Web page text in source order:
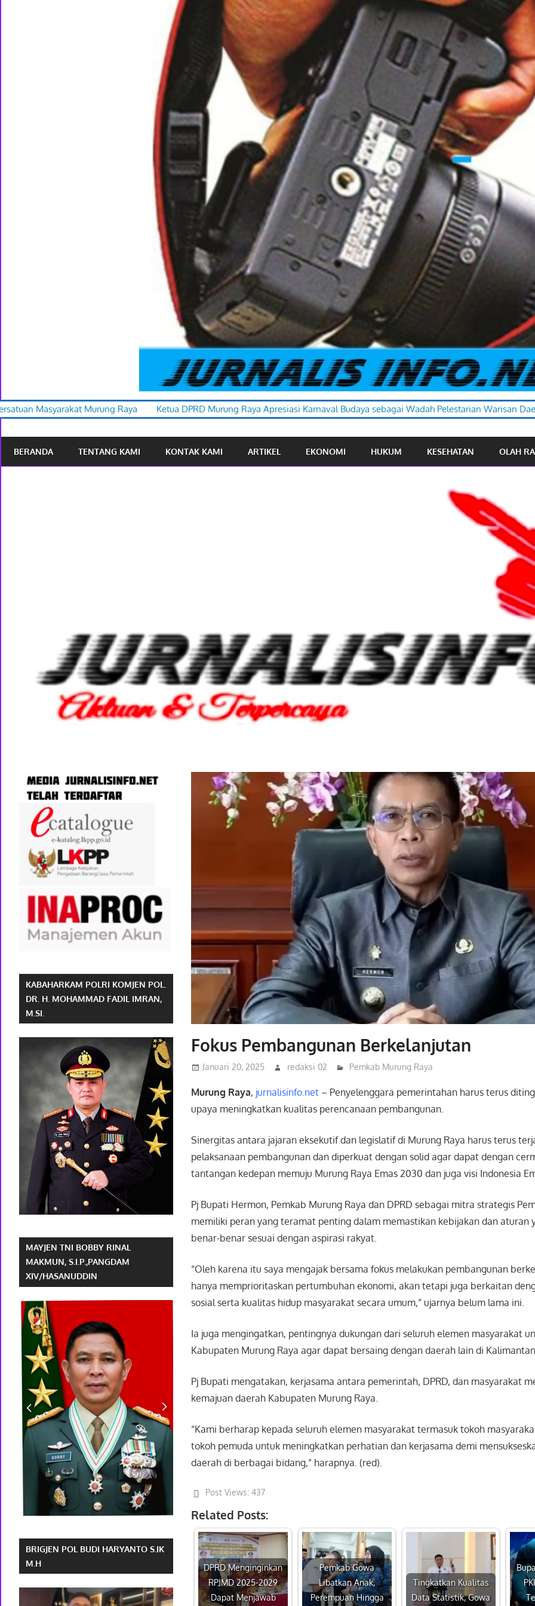
Raya Ketua DPRD Murung Raya Apresiasi Karnaval Budaya sebagai Wadah Pelestarian Warisan Daerah
BERANDA TENTANG KAMI KONTAK KAMI ARTIKEL EKONOMI HUKUM KESEHATAN OLAH
Fokus Pembangunan Berkelanjutan
Januari 20, 2025 redaksi 02 Pemkab Murung Raya
Murung Raya, jurnalisinfo.net – Penyelenggara pemerintahan harus terus
upaya meningkatkan kualitas perencanaan pembangunan.
Sinergitas antara jajaran eksekutif dan legislatif di Murung Raya harus terus
pelaksanaan pembangunan dan diperkuat dengan solid agar dapat dengan
tantangan kedepan memuju Murung Raya Emas 2030 dan juga visi Indonesia
Pj Bupati Hermon, Pemkab Murung Raya dan DPRD sebagai mitra strategis
memiliki peran yang teramat penting dalam memastikan kebijakan dan aturan
benar-benar sesuai dengan aspirasi rakyat.
“Oleh karena itu saya mengajak bersama fokus melakukan pembangunan
hanya memprioritaskan pertumbuhan ekonomi, akan tetapi juga berkaitan
sosial serta kualitas hidup masyarakat secara umum,” ujarnya belum lama ini.
Ia juga mengingatkan, pentingnya dukungan dari seluruh elemen masyarakat
Kabupaten Murung Raya agar dapat bersaing dengan daerah lain di
Pj Bupati mengatakan, kerjasama antara pemerintah, DPRD, dan masyarakat
kemajuan daerah Kabupaten Murung Raya.
“Kami berharap kepada seluruh elemen masyarakat termasuk tokoh
tokoh pemuda untuk meningkatkan perhatian dan kerjasama demi
daerah di berbagai bidang,” harapnya. (red).
Post Views: 437
Related Posts:
DPRD Menginginkan
RPJMD 2025-2029
Dapat Menjawab
Pemkab Gowa
Libatkan Anak,
Perempuan Hingga
Tingkatkan Kualitas
Data Statistik, Gowa
KABAHARKAM POLRI KOMJEN POL.
DR. H. MOHAMMAD FADIL IMRAN,
M.SI.
MAYJEN TNI BOBBY RINAL
MAKMUN, S.I.P.,PANGDAM
XIV/HASANUDDIN
BRIGJEN POL BUDI HARYANTO S.IK
M.H